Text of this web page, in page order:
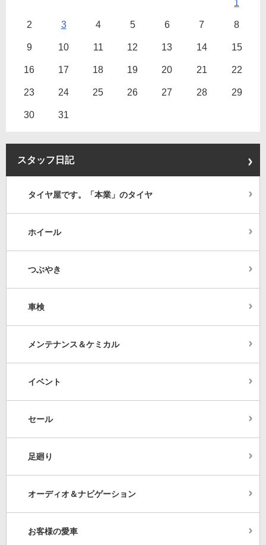
1
2 3 4 5 6 7 8
9 10 11 12 13 14 15
16 17 18 19 20 21 22
23 24 25 26 27 28 29
30 31
スタッフ日記
タイヤ屋です。「本業」のタイヤ
ホイール
つぶやき
車検
メンテナンス＆ケミカル
イベント
セール
足廻り
オーディオ＆ナビゲーション
お客様の愛車